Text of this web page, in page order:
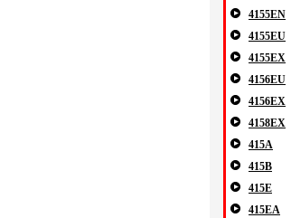
4155EN
4155EU
4155EX
4156EU
4156EX
4158EX
415A
415B
415E
415EA